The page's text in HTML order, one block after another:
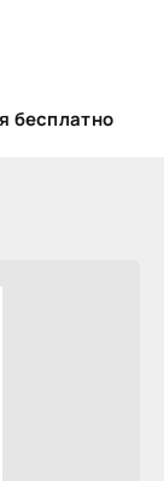
бесплатно